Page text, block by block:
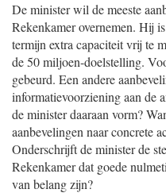
De minister wil de meeste
Rekenkamer overnemen. Hij
termijn extra capaciteit vrij te
de 50 miljoen-doelstelling.
gebeurd. Een andere
informatievoorziening aan de
de minister daaraan vorm?
aanbevelingen naar concrete
Onderschrijft de minister de
Rekenkamer dat goede
van belang zijn?